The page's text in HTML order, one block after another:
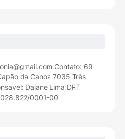
Contato: 69
da Canoa 7035 Três
Daiane Lima DRT
0001-00